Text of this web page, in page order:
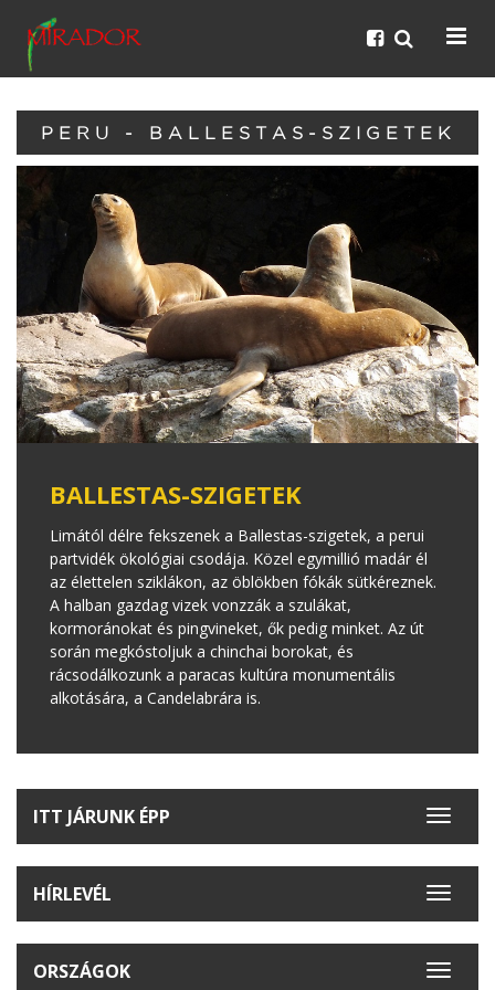
PERU - BALLESTAS-SZIGETEK
BALLESTAS-SZIGETEK
Limától délre fekszenek a Ballestas-szigetek, a perui
partvidék ökológiai csodája. Közel egymillió madár él
az élettelen sziklákon, az öblökben fókák sütkéreznek.
A halban gazdag vizek vonzzák a szulákat,
kormoránokat és pingvineket, ők pedig minket. Az út
során megkóstoljuk a chinchai borokat, és
rácsodálkozunk a paracas kultúra monumentális
alkotására, a Candelabrára is.
Toggle
ITT JÁRUNK ÉPP
Toggle
HÍRLEVÉL
Toggle
ORSZÁGOK